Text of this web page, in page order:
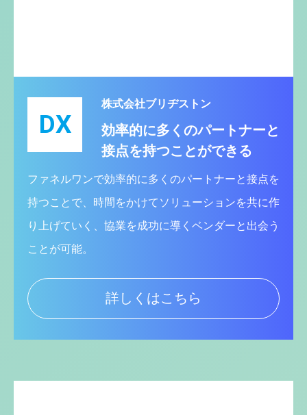
DX
株式会社ブリヂストン
効率的に多くのパートナーと
接点を持つことができる
ファネルワンで効率的に多くのパートナーと接点を
持つことで、時間をかけてソリューションを共に作
り上げていく、協業を成功に導くベンダーと出会う
ことが可能。
詳しくはこちら